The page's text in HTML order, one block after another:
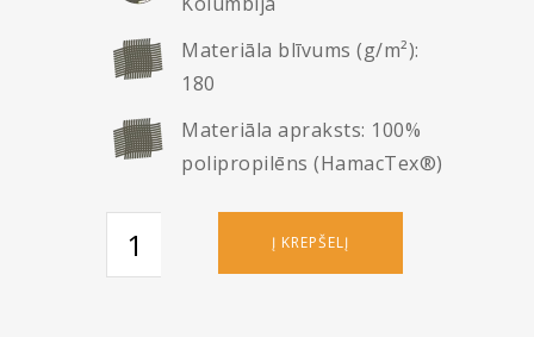
Materiāla blīvums (g/m²):
180
Materiāla apraksts: 100%
polipropilēns (HamacTex®)
kiekis:
Į KREPŠELĮ